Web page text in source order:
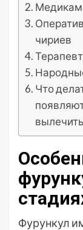
чириев
Что
Фурункул